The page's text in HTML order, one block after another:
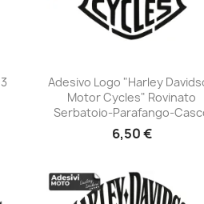
+23
Adesivo Logo "Harley
Motor Cycles" Rovinato
Serbatoio-Parafango-
6,50 €